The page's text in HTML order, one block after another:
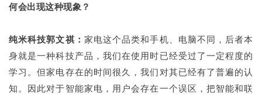
何会出现这种现象？
纯米科技郭文祺： 家电这个品类和手机、电脑不同，后者本
身就是一种科技产品，我们在使用时已经受过了一定程度的
学习。但家电存在的时间很久，我们对其已经有了普遍的认
知。因此对于智能家电，用户会存在一个误区，把智能和联